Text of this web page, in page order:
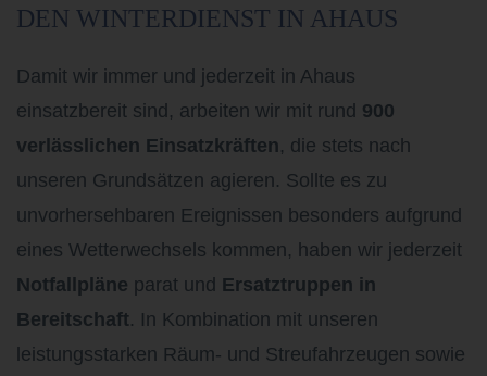
DEN WINTERDIENST IN AHAUS
Damit wir immer und jederzeit in Ahaus
einsatzbereit sind, arbeiten wir mit rund 900
verlässlichen Einsatzkräften, die stets nach
unseren Grundsätzen agieren. Sollte es zu
unvorhersehbaren Ereignissen besonders aufgrund
eines Wetterwechsels kommen, haben wir jederzeit
Notfallpläne parat und Ersatztruppen in
Bereitschaft. In Kombination mit unseren
leistungsstarken Räum- und Streufahrzeugen sowie